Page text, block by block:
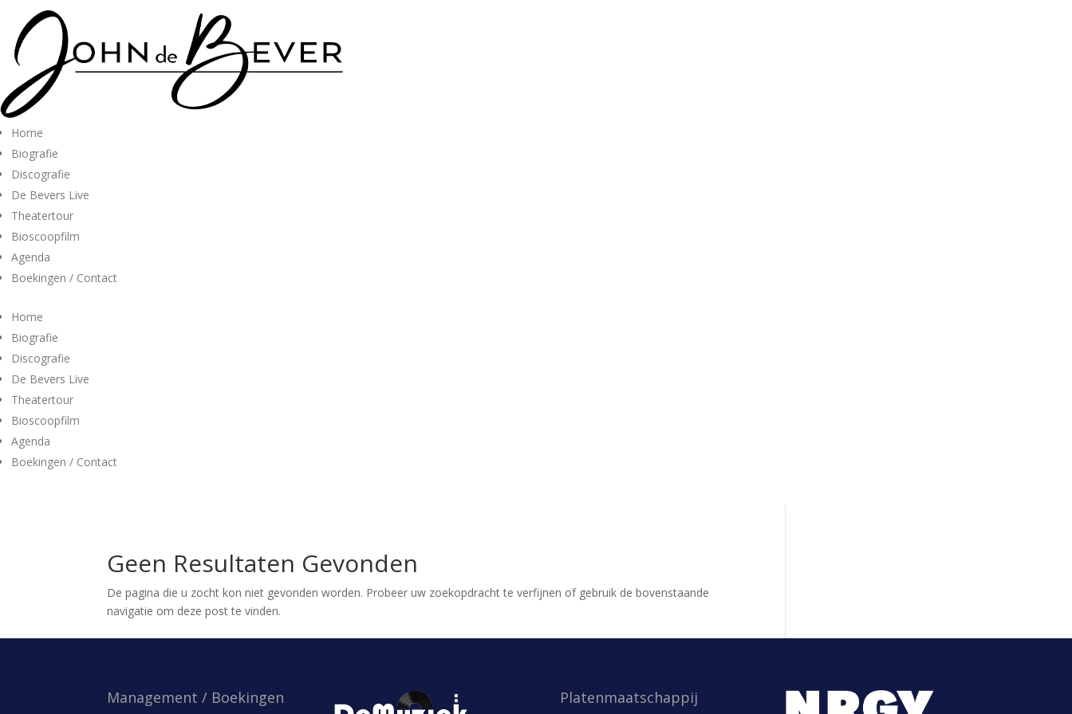
Home
Biografie
Discografie
De Bevers Live
Theatertour
Bioscoopfilm
Agenda
Boekingen / Contact
Home
Biografie
Discografie
De Bevers Live
Theatertour
Bioscoopfilm
Agenda
Boekingen / Contact
Geen Resultaten Gevonden
De pagina die u zocht kon niet gevonden worden. Probeer uw zoekopdracht te verfijnen of gebruik de bovenstaande
navigatie om deze post te vinden.
Management / Boekingen Platenmaatschappij